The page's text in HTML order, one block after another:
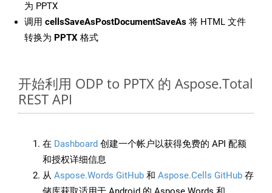
为 PPTX
调用 cellsSaveAsPostDocumentSaveAs 将 HTML 文件
转换为 PPTX 格式
开始利用 ODP to PPTX 的 Aspose.Total
REST API
在 Dashboard 创建一个帐户以获得免费的 API 配额
和授权详细信息
从 Aspose.Words GitHub 和 Aspose.Cells GitHub 存